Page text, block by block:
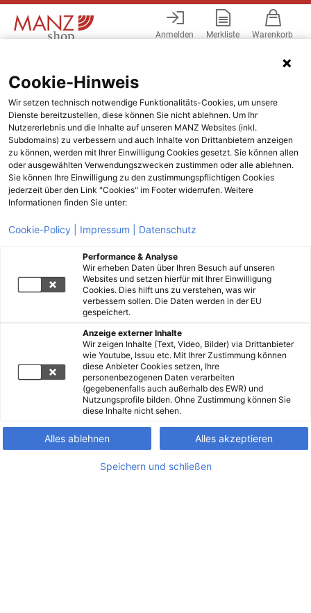
Anmelden Merkliste Warenkorb
Cookie-Hinweis
Wir setzen technisch notwendige Funktionalitäts-Cookies, um unsere
Dienste bereitzustellen, diese können Sie nicht ablehnen. Um Ihr
Nutzererlebnis und die Inhalte auf unseren MANZ Websites (inkl.
Subdomains) zu verbessern und auch Inhalte von Drittanbietern anzeigen
zu können, werden mit Ihrer Einwilligung Cookies gesetzt. Sie können allen
oder ausgewählten Verwendungszwecken zustimmen oder alle ablehnen.
Sie können Ihre Einwilligung zu den zustimmungspflichtigen Cookies
jederzeit über den Link "Cookies" im Footer widerrufen. Weitere
Informationen finden Sie unter:
Cookie-Policy | Impressum | Datenschutz
Performance & Analyse
Wir erheben Daten über Ihren Besuch auf unseren
Websites und setzen hierfür mit Ihrer Einwilligung
Cookies. Dies hilft uns zu verstehen, was wir
verbessern sollen. Die Daten werden in der EU
gespeichert.
Anzeige externer Inhalte
Wir zeigen Inhalte (Text, Video, Bilder) via Drittanbieter
wie Youtube, Issuu etc. Mit Ihrer Zustimmung können
diese Anbieter Cookies setzen, Ihre
personenbezogenen Daten verarbeiten
(gegebenenfalls auch außerhalb des EWR) und
Nutzungsprofile bilden. Ohne Zustimmung können Sie
diese Inhalte nicht sehen.
Alles ablehnen Alles akzeptieren
Speichern und schließen